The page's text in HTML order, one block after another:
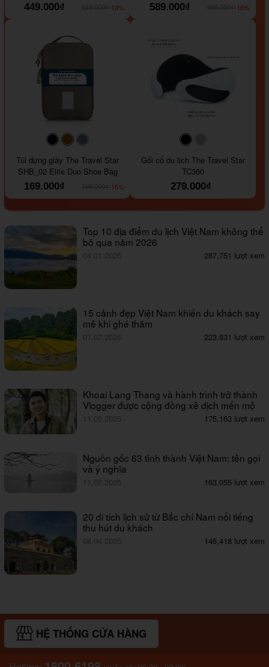
449.000₫
-13%
589.000₫
-16%
#000000#964B00
Túi đựng giày The Travel Star
SHB_02 Elite Duo Shoe Bag
169.000₫
-15%
Gối cổ du lịch The Travel Star
TC360
279.000₫
Top 10 địa điểm du lịch Việt Nam không thể
bỏ qua năm 2026
04.01.2026 287,751 lượt xem
15 cảnh đẹp Việt Nam khiến du khách say
mê khi ghé thăm
07.07.2026 223,831 lượt xem
Khoai Lang Thang và hành trình trở thành
Vlogger được cộng đồng xê dịch mến mộ
11.02.2025 175,163 lượt xem
Nguồn gốc 63 tỉnh thành Việt Nam: tên gọi
và ý nghĩa
11.02.2025 163,055 lượt xem
20 di tích lịch sử từ Bắc chí Nam nổi tiếng
thu hút du khách
08.04.2025 146,418 lượt xem
HỆ THỐNG CỬA HÀNG